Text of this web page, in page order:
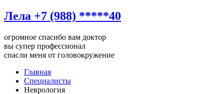
Лела +7 (988) *****40
огромное спасибо вам доктор
вы супер профессионал
спасли меня от головокружение
Главная
Специалисты
Неврология